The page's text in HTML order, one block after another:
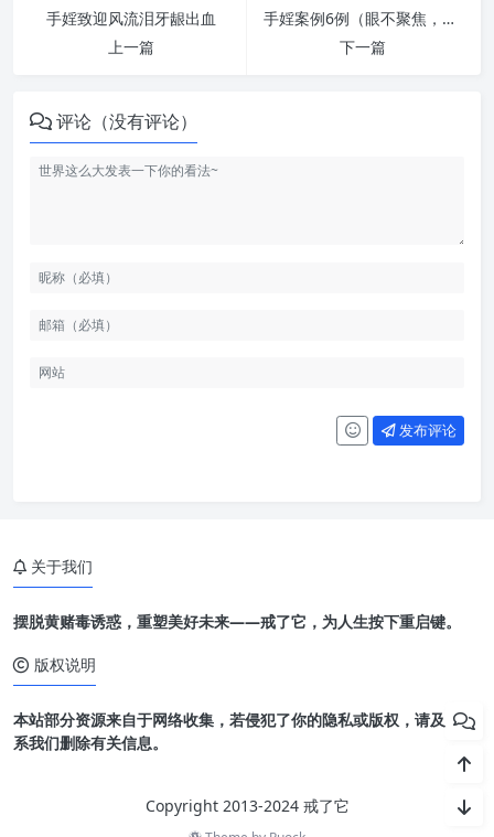
手婬致迎风流泪牙龈出血
上一篇
手婬案例6例（眼不聚焦，肾阳虚等）
下一篇
评论（没有评论）
发布评论
关于我们
摆脱黄赌毒诱惑，重塑美好未来——戒了它，为人生按下重启键。
版权说明
本站部分资源来自于网络收集，若侵犯了你的隐私或版权，请及时联
系我们删除有关信息。
Copyright 2013-2024 戒了它